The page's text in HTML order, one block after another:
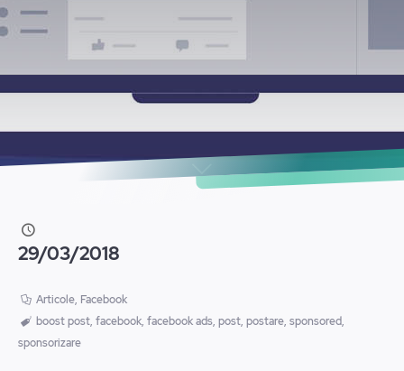
29/03/2018
Articole, Facebook
boost post,facebook,facebook ads,post,postare,sponsored,
sponsorizare